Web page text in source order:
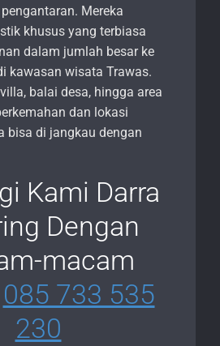
Mereka
khusus yang terbiasa
dalam jumlah besar ke
kawasan wisata Trawas.
balai desa, hingga area
dan lokasi
bisa di jangkau dengan
Kami Darra
Dengan
macam
085 733 535
230